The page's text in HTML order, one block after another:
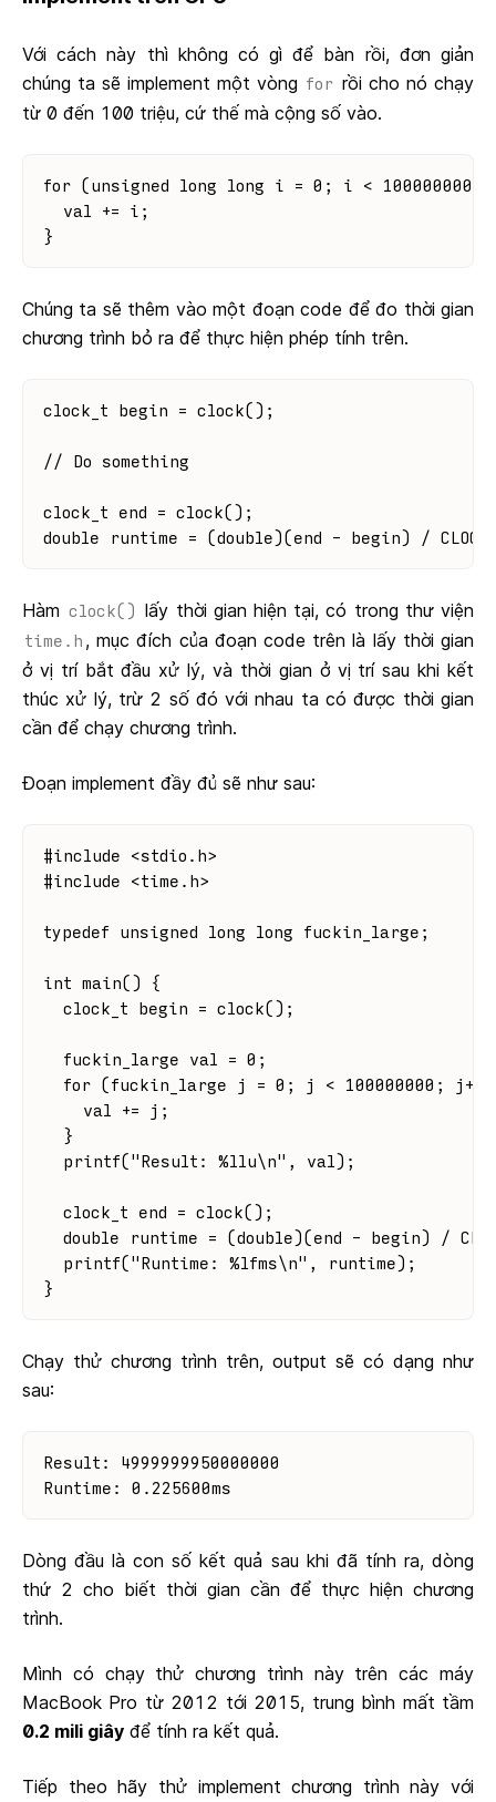
Với cách này thì không có gì để bàn rồi, đơn giản
chúng ta sẽ implement một vòng for rồi cho nó chạy
từ 0 đến 100 triệu, cứ thế mà cộng số vào.
for (unsigned long long i = 0; i < 100000000;
  val += i;
}
Chúng ta sẽ thêm vào một đoạn code để đo thời gian
chương trình bỏ ra để thực hiện phép tính trên.
clock_t begin = clock();
// Do something
clock_t end = clock();
double runtime = (double)(end - begin) /
Hàm clock() lấy thời gian hiện tại, có trong thư viện
time.h , mục đích của đoạn code trên là lấy thời gian
ở vị trí bắt đầu xử lý, và thời gian ở vị trí sau khi kết
thúc xử lý, trừ 2 số đó với nhau ta có được thời gian
cần để chạy chương trình.
Đoạn implement đầy đủ sẽ như sau:
#include <stdio.h>
#include <time.h>
typedef unsigned long long fuckin_large;
int main() {
  clock_t begin = clock();
  fuckin_large val = 0;
for (fuckin_large j = 0; j < 100000000; j++)
    val += j;
  }
  printf("Result: %llu\n", val);
  clock_t end = clock();
double runtime = (double)(end - begin) /
  printf("Runtime: %lfms\n", runtime);
}
Chạy thử chương trình trên, output sẽ có dạng như
sau:
Result: 4999999950000000
Runtime: 0.225600ms
Dòng đầu là con số kết quả sau khi đã tính ra, dòng
thứ 2 cho biết thời gian cần để thực hiện chương
trình.
Mình có chạy thử chương trình này trên các máy
MacBook Pro từ 2012 tới 2015, trung bình mất tầm
0.2 mili giây để tính ra kết quả.
Tiếp theo hãy thử implement chương trình này với